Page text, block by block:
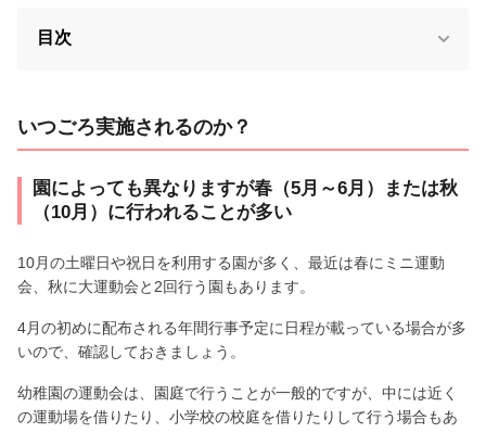
目次
いつごろ実施されるのか？
園によっても異なりますが春（5月～6月）または秋
（10月）に行われることが多い
10月の土曜日や祝日を利用する園が多く、最近は春にミニ運動
会、秋に大運動会と2回行う園もあります。
4月の初めに配布される年間行事予定に日程が載っている場合が多
いので、確認しておきましょう。
幼稚園の運動会は、園庭で行うことが一般的ですが、中には近く
の運動場を借りたり、小学校の校庭を借りたりして行う場合もあ